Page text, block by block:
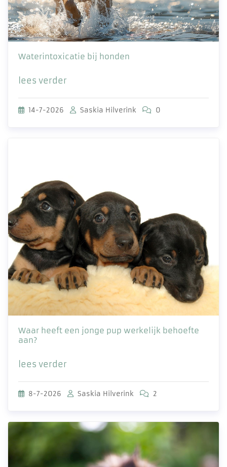
Waterintoxicatie bij honden
lees verder
14-7-2026 Saskia Hilverink 0
Waar heeft een jonge pup werkelijk behoefte
aan?
lees verder
8-7-2026 Saskia Hilverink 2